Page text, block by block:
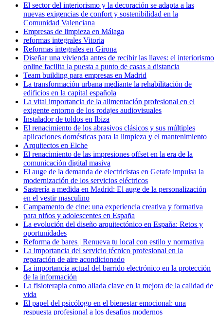
El sector del interiorismo y la decoración se adapta a las
nuevas exigencias de confort y sostenibilidad en la
Comunidad Valenciana
Empresas de limpieza en Málaga
reformas integrales Vitoria
Reformas integrales en Girona
Diseñar una vivienda antes de recibir las llaves: el interiorismo
online facilita la puesta a punto de casas a distancia
Team building para empresas en Madrid
La transformación urbana mediante la rehabilitación de
edificios en la capital española
La vital importancia de la alimentación profesional en el
exigente entorno de los rodajes audiovisuales
Instalador de toldos en Ibiza
El renacimiento de los abrasivos clásicos y sus múltiples
aplicaciones domésticas para la limpieza y el mantenimiento
Arquitectos en Elche
El renacimiento de las impresiones offset en la era de la
comunicación digital masiva
El auge de la demanda de electricistas en Getafe impulsa la
modernización de los servicios eléctricos
Sastrería a medida en Madrid: El auge de la personalización
en el vestir masculino
Campamento de cine: una experiencia creativa y formativa
para niños y adolescentes en España
La evolución del diseño arquitectónico en España: Retos y
oportunidades
Reforma de bares | Renueva tu local con estilo y normativa
La importancia del servicio técnico profesional en la
reparación de aire acondicionado
La importancia actual del barrido electrónico en la protección
de la información
La fisioterapia como aliada clave en la mejora de la calidad de
vida
El papel del psicólogo en el bienestar emocional: una
respuesta profesional a los desafíos modernos